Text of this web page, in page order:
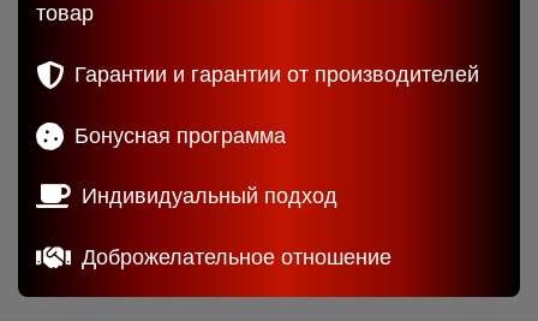
товар
Гарантии и гарантии от производителей
Бонусная программа
Индивидуальный подход
Доброжелательное отношение